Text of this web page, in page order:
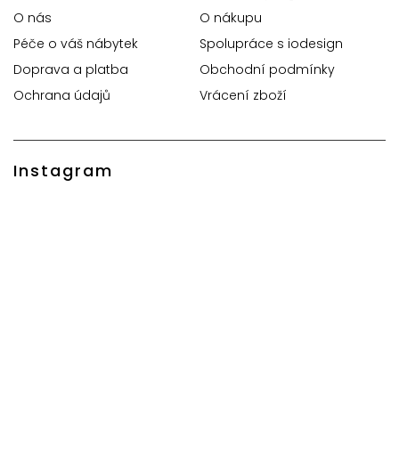
O nás
O nákupu
Péče o váš nábytek
Spolupráce s iodesign
Doprava a platba
Obchodní podmínky
Ochrana údajů
Vrácení zboží
Instagram